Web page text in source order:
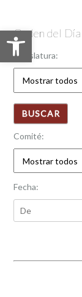
Abrir barra de herramientasOrden del
Legislatura:
Comité:
Fecha: